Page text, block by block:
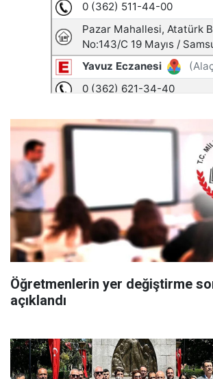
Öğretmenlerin yer değiştirme
açıklandı